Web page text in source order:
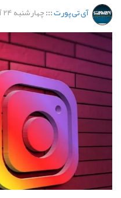
آی تی پورت:::چهارشنبه ۲۴ آبان ۰۲